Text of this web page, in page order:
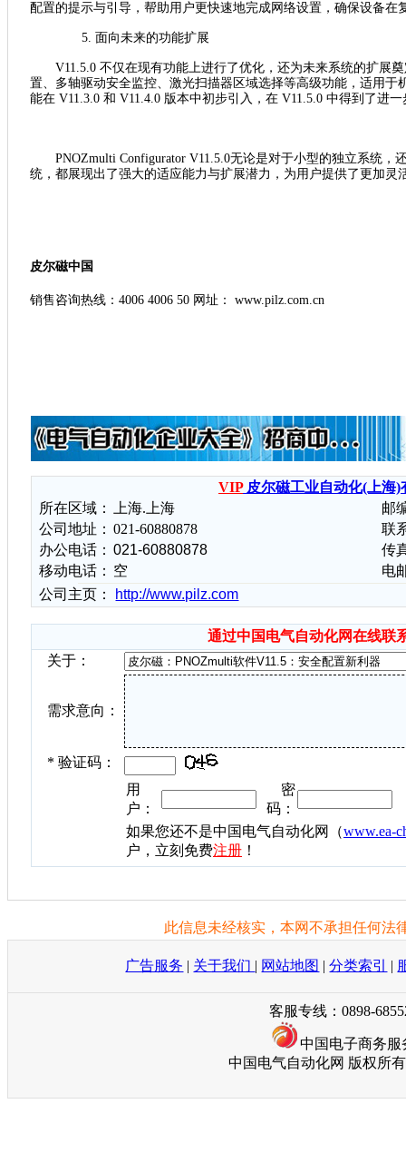
配置的提示与引导，帮助用户更快速地完成网络设置，确保设备在
5. 面向未来的功能扩展
V11.5.0 不仅在现有功能上进行了优化，还为未来系统的扩展
置、多轴驱动安全监控、激光扫描器区域选择等高级功能，适用
能在 V11.3.0 和 V11.4.0 版本中初步引入，在 V11.5.0 中得到了进
PNOZmulti Configurator V11.5.0无论是对于小型的独立系统
统，都展现出了强大的适应能力与扩展潜力，为用户提供了更加灵
皮尔磁中国
销售咨询热线：4006 4006 50 网址： www.pilz.com.cn
VIP皮尔磁工业自动化(上海)
所在区域：
上海.上海
邮
公司地址： 021-60880878
联
办公电话： 021-60880878
传
移动电话： 空
电
公司主页：
http://www.pilz.com
通过中国电气自动化网在线联
关于：
需求意向：
* 验证码：
用
户：
密
码：
如果您还不是中国电气自动化网（www.ea-
户，立刻免费注册 ！
此信息未经核实，本网不承担任何法
广告服务 | 关于我们 | 网站地图 |分类索引 |
客服专线：0898-
中国电子商务
中国电气自动化网 版权所有